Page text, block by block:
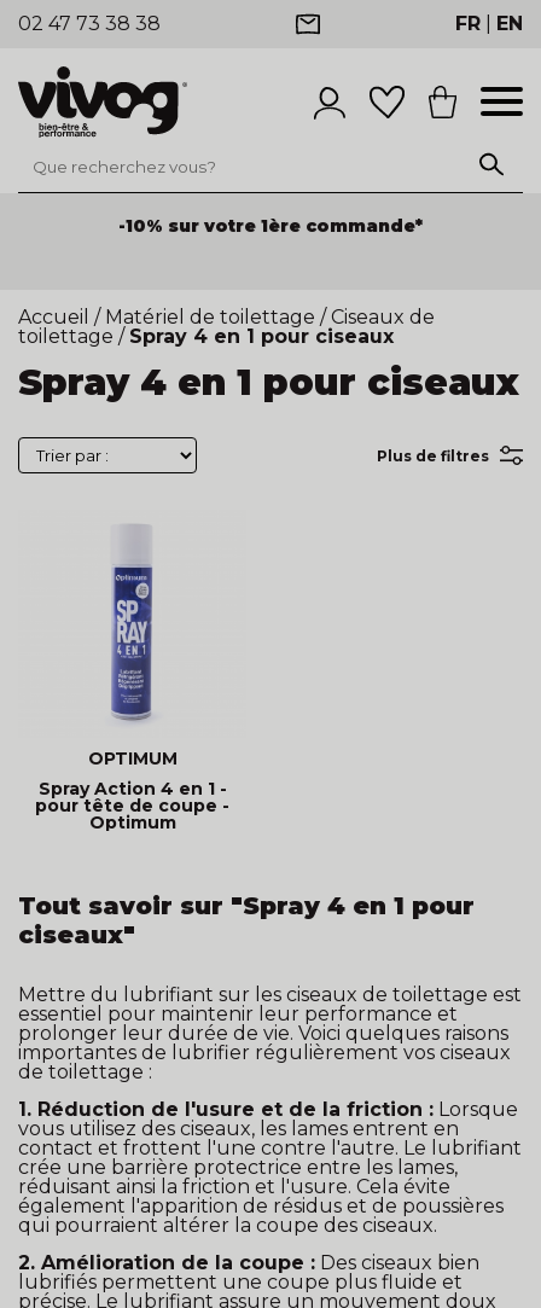
02 47 73 38 38 FR EN
-10% sur votre 1ère commande*
Accueil / Matériel de toilettage / Ciseaux de
toilettage / Spray 4 en 1 pour ciseaux
Spray 4 en 1 pour ciseaux
Plus de filtres
OPTIMUM
Spray Action 4 en 1 -
pour tête de coupe -
Optimum
Tout savoir sur "Spray 4 en 1 pour
ciseaux"
Mettre du lubrifiant sur les ciseaux de toilettage est
essentiel pour maintenir leur performance et
prolonger leur durée de vie. Voici quelques raisons
importantes de lubrifier régulièrement vos ciseaux
de toilettage :
1. Réduction de l'usure et de la friction : Lorsque
vous utilisez des ciseaux, les lames entrent en
contact et frottent l'une contre l'autre. Le lubrifiant
crée une barrière protectrice entre les lames,
réduisant ainsi la friction et l'usure. Cela évite
également l'apparition de résidus et de poussières
qui pourraient altérer la coupe des ciseaux.
2. Amélioration de la coupe : Des ciseaux bien
lubrifiés permettent une coupe plus fluide et
précise. Le lubrifiant assure un mouvement doux